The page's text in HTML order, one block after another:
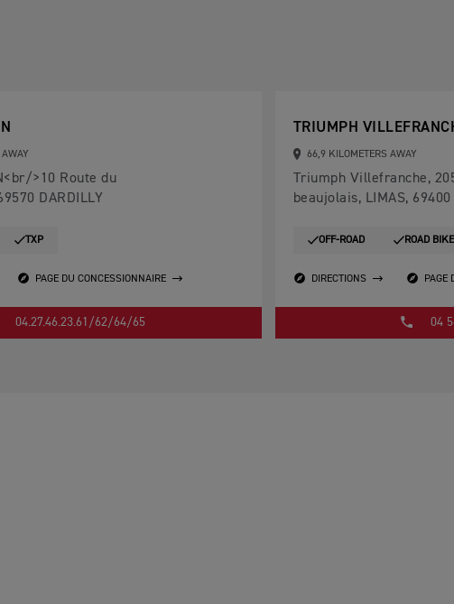
>10 Route du
DARDILLY
TXP
PAGE DU CONCESSIONNAIRE
04.27.46.23.61/62/64/65
TRIUMPH
66,9 KILOMETERS AWAY
Triumph Villefranche,
beaujolais, LIMAS, 69400
OFF-ROAD ROAD
DIRECTIONS PAGE
04